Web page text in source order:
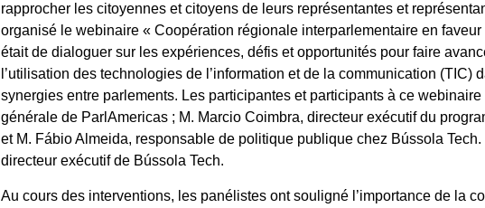
rapprocher les citoyennes et citoyens de leurs représentantes et
organisé le webinaire « Coopération régionale interparlementaire en
était de dialoguer sur les expériences, défis et opportunités pour faire
l’utilisation des technologies de l’information et de la communication (TIC)
synergies entre parlements. Les participantes et participants à ce
générale de ParlAmericas ; M. Marcio Coimbra, directeur exécutif du
et M. Fábio Almeida, responsable de politique publique chez Bússola
directeur exécutif de Bússola Tech.
Au cours des interventions, les panélistes ont souligné l’importance de la